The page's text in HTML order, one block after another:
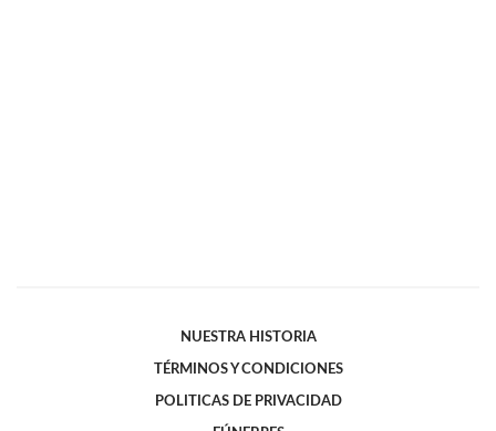
NUESTRA HISTORIA
TÉRMINOS Y CONDICIONES
POLITICAS DE PRIVACIDAD